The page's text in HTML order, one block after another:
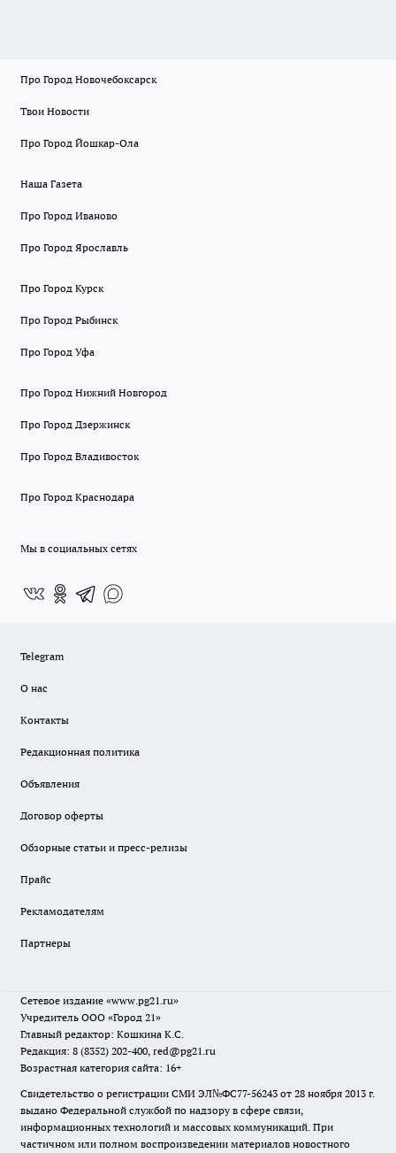
Про Город Новочебоксарск
Твои Новости
Про Город Йошкар-Ола
Наша Газета
Про Город Иваново
Про Город Ярославль
Про Город Курск
Про Город Рыбинск
Про Город Уфа
Про Город Нижний Новгород
Про Город Дзержинск
Про Город Владивосток
Про Город Краснодара
Мы в социальных сетях
Telegram
О нас
Контакты
Редакционная политика
Объявления
Договор оферты
Обзорные статьи и пресс-релизы
Прайс
Рекламодателям
Партнеры
Сетевое издание «www.pg21.ru»
Учредитель ООО «Город 21»
Главный редактор: Кошкина К.С.
Редакция: 8 (8352) 202-400, red@pg21.ru
Возрастная категория сайта: 16+
Свидетельство о регистрации СМИ ЭЛ№ФС77-56243 от 28 ноября 2013 г.
выдано Федеральной службой по надзору в сфере связи,
информационных технологий и массовых коммуникаций. При
частичном или полном воспроизведении материалов новостного